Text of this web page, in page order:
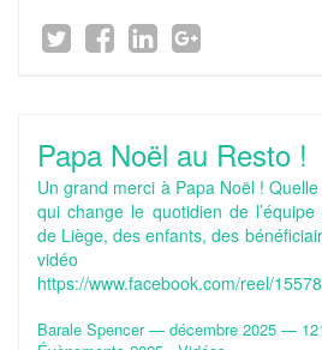
Papa Noël au Resto !
Un grand merci à Papa Noël !
qui change le quotidien de
de Liège, des enfants, des
vidéo
https://www.facebook.com/reel/
Barale Spencer— décembre 2025 —